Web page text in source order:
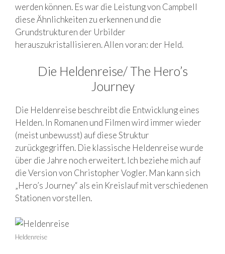
werden können. Es war die Leistung von Campbell
diese Ähnlichkeiten zu erkennen und die
Grundstrukturen der Urbilder
herauszukristallisieren. Allen voran: der Held.
Die Heldenreise/ The Hero’s
Journey
Die Heldenreise beschreibt die Entwicklung eines
Helden. In Romanen und Filmen wird immer wieder
(meist unbewusst) auf diese Struktur
zurückgegriffen. Die klassische Heldenreise wurde
über die Jahre noch erweitert. Ich beziehe mich auf
die Version von Christopher Vogler. Man kann sich
„Hero’s Journey“ als ein Kreislauf mit verschiedenen
Stationen vorstellen.
Heldenreise